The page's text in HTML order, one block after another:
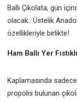
Ballı Çikolata, gün
olacak.. Üstelik
özellikleriyle birlikte!
Ham Ballı Yer
Kaplamasında
propolis bulunan